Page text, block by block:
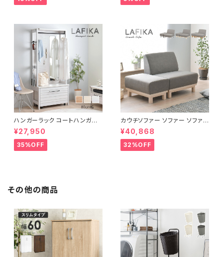
ハンガーラック コートハンガー
ワードローブ フリーラック クロ
ーゼット 幅80 新生活 一人暮ら
し
¥27,950
35%OFF
カウチソファー ソファー ソファ
オットマン 1.5人掛 け新生活 一
人暮らし 完成品
¥40,868
32%OFF
その他の商品